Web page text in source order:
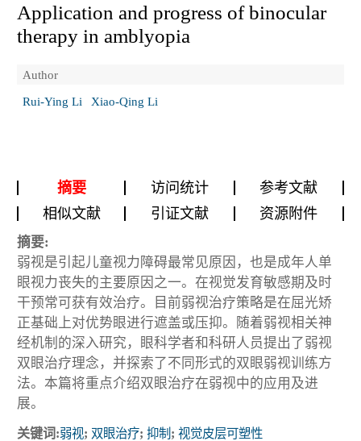
Application and progress of binocular
therapy in amblyopia
Author
Rui-Ying Li
Xiao-Qing Li
摘要 访问统计
参考文献
相似文献
引证文献 资源附件
摘要:
弱视是引起儿童视力障碍最常见原因，也是成年人单
眼视力丧失的主要原因之一。在视觉发育敏感期及时
干预常可获有效治疗。目前弱视治疗策略是在屈光矫
正基础上对优势眼进行遮盖或压抑。随着弱视相关神
经机制的深入研究，眼科学者和科研人员提出了弱视
双眼治疗理念，并探索了不同形式的双眼弱视训练方
法。本篇将重点介绍双眼治疗在弱视中的应用及进
展。
关键词:弱视; 双眼治疗; 抑制 ; 视觉皮层可塑性